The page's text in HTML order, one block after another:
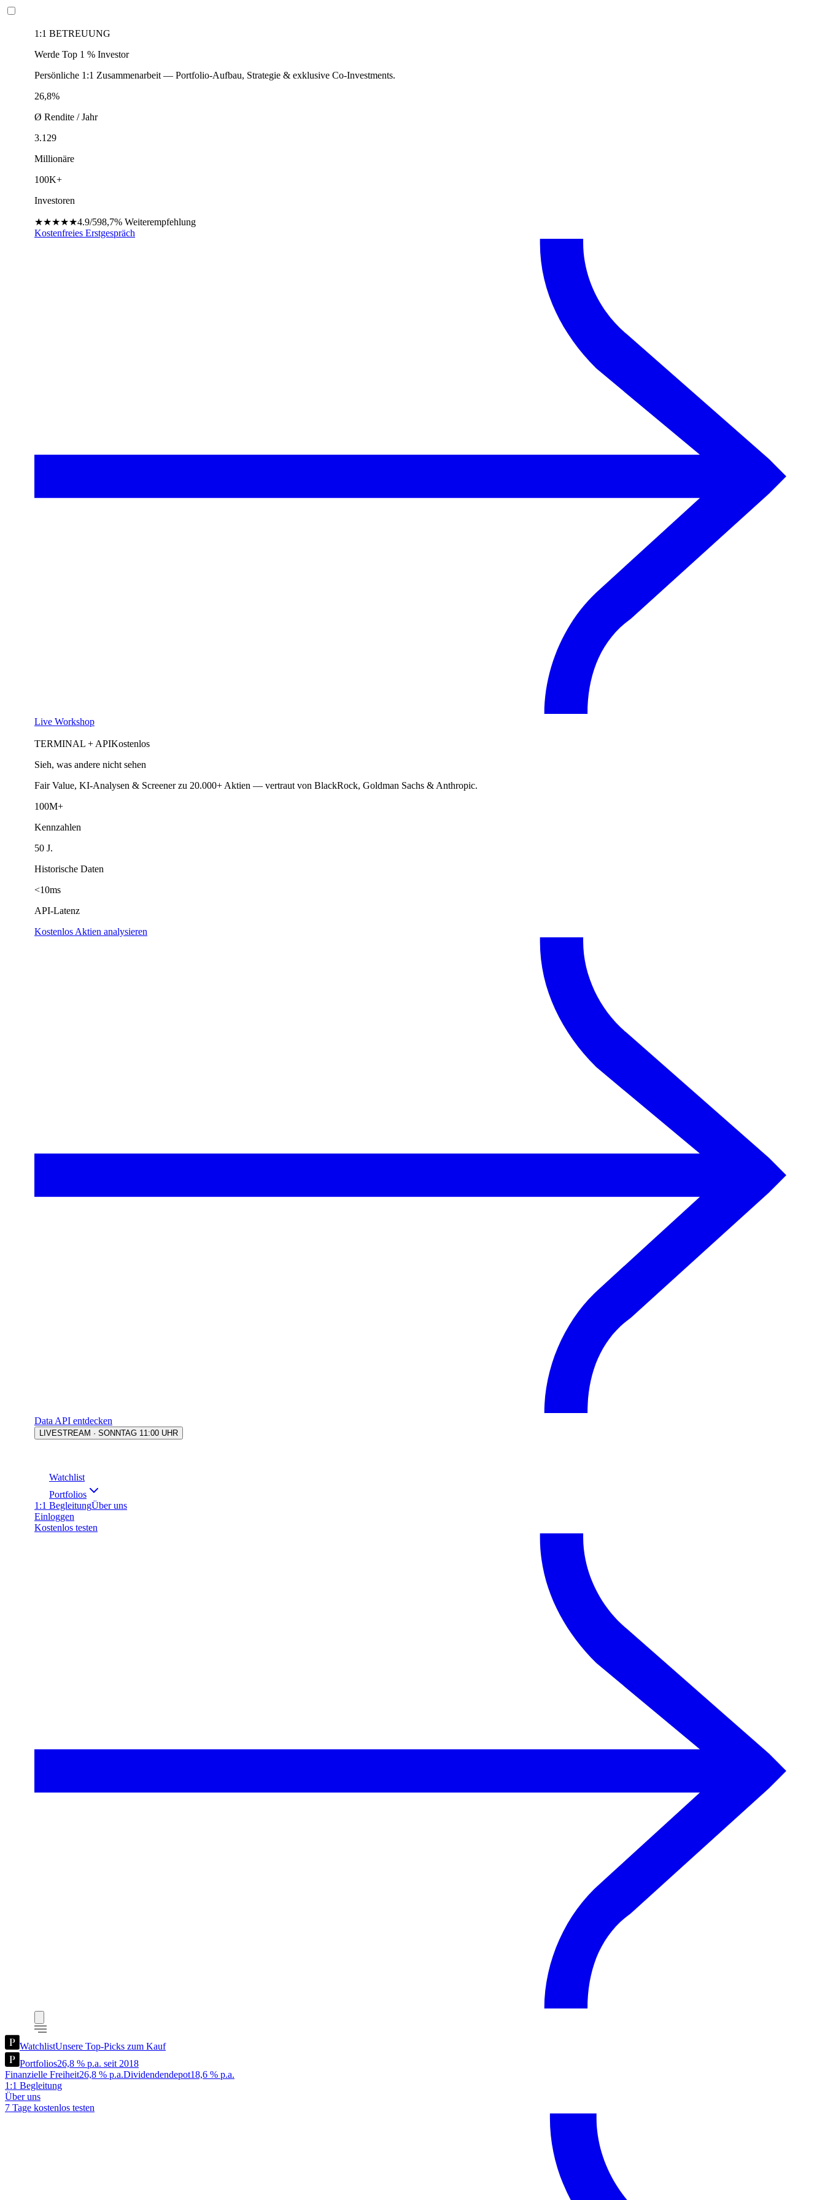
1:1 BETREUUNG
Werde Top 1 % Investor
Persönliche 1:1 Zusammenarbeit — Portfolio-Aufbau, Strategie & exklusive Co-Investments.
26,8%
Ø Rendite / Jahr
3.129
Millionäre
100K+
Investoren
★★★★★4.9/598,7% Weiterempfehlung
Kostenfreies Erstgespräch
Live Workshop
TERMINAL + APIKostenlos
Sieh, was andere nicht sehen
Fair Value, KI-Analysen & Screener zu 20.000+ Aktien — vertraut von BlackRock, Goldman Sachs & Anthropic.
100M+
Kennzahlen
50 J.
Historische Daten
<10ms
API-Latenz
Kostenlos Aktien analysieren
Data API entdecken
LIVESTREAM · SONNTAG 11:00 UHR
Watchlist
Portfolios
1:1 BegleitungÜber uns
Einloggen
Kostenlos testen
WatchlistUnsere Top-Picks zum Kauf
Portfolios26,8 % p.a. seit 2018
Finanzielle Freiheit26,8 % p.a.Dividendendepot18,6 % p.a.
1:1 Begleitung
Über uns
7 Tage kostenlos testen